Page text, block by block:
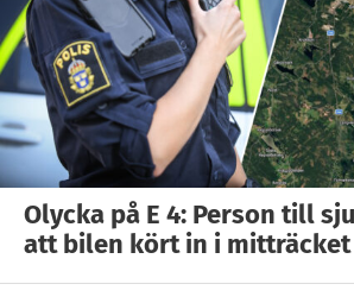
Olycka på E 4: Person till
att bilen kört in i mitträcket